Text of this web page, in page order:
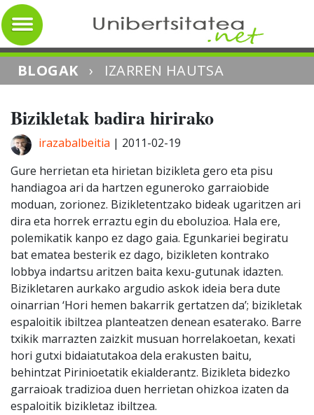
BLOGAK › IZARREN HAUTSA
Bizikletak badira hirirako
irazabalbeitia | 2011-02-19
Gure herrietan eta hirietan bizikleta gero eta pisu
handiagoa ari da hartzen eguneroko garraiobide
moduan, zorionez. Bizikletentzako bideak ugaritzen ari
dira eta horrek erraztu egin du eboluzioa. Hala ere,
polemikatik kanpo ez dago gaia. Egunkariei begiratu
bat ematea besterik ez dago, bizikleten kontrako
lobbya indartsu aritzen baita kexu-gutunak idazten.
Bizikletaren aurkako argudio askok ideia bera dute
oinarrian ‘Hori hemen bakarrik gertatzen da’; bizikletak
espaloitik ibiltzea planteatzen denean esaterako. Barre
txikik marrazten zaizkit musuan horrelakoetan, kexati
hori gutxi bidaiatutakoa dela erakusten baitu,
behintzat Pirinioetatik ekialderantz. Bizikleta bidezko
garraioak tradizioa duen herrietan ohizkoa izaten da
espaloitik bizikletaz ibiltzea.